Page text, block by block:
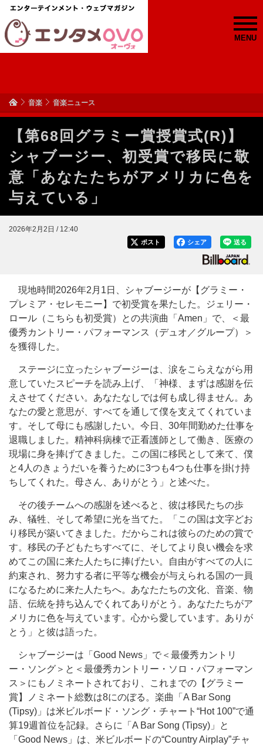
MENU
音楽 音楽ニュース
【第68回グラミー賞授賞式(R)】
シャブージー、初受賞で移民に敬
意「あなたたちがアメリカに色を
与えている」
2026年2月2日 / 12:40
送る
シェア
ポスト
現地時間2026年2月1日、シャブージーが【グラミー・
プレミア・セレモニー】で初受賞を果たした。ジェリー・
ロール（こちらも初受賞）との共演曲「Amen」で、＜最
優秀カントリー・パフォーマンス（デュオ／グループ）＞
を獲得した。
ステージに立ったシャブージーは、涙をこらえながら用
意していたスピーチを読み上げ、「神様、まずは感謝を伝
えさせてください。あなたなしでは何も成し得ません。あ
なたの愛と意思が、すべてを通して僕を支えてくれていま
す。そして母にも感謝したい。今日、30年間勤めた仕事を
退職しました。精神科病棟で正看護師として働き、医療の
現場に身を捧げてきました。この国に移民として来て、僕
と4人のきょうだいを養うために3つも4つも仕事を掛け持
ちしてくれた。母さん、ありがとう」と述べた。
その後チームへの感謝を述べると、彼は移民たちの歩
み、犠牲、そして希望に光を当てた。「この国は文字どお
り移民が築いてきました。だからこれは彼らのための賞で
す。移民の子どもたちすべてに、そしてより良い機会を求
めてこの国に来た人たちに捧げたい。自由がすべての人に
約束され、努力する者に平等な機会が与えられる国の一員
になるために来た人たちへ。あなたたちの文化、音楽、物
語、伝統を持ち込んでくれてありがとう。あなたたちがア
メリカに色を与えています。心から愛しています。ありが
とう」と彼は語った。
シャブージーは「Good News」で＜最優秀カントリ
ー・ソング＞と＜最優秀カントリー・ソロ・パフォーマン
ス＞にもノミネートされており、これまでの【グラミー
賞】ノミネート総数は8にのぼる。楽曲「A Bar Song
(Tipsy)」は米ビルボード・ソング・チャート“Hot 100”で通
算19週首位を記録。さらに「A Bar Song (Tipsy)」と
「Good News」は、米ビルボードの“Country Airplay”チャ